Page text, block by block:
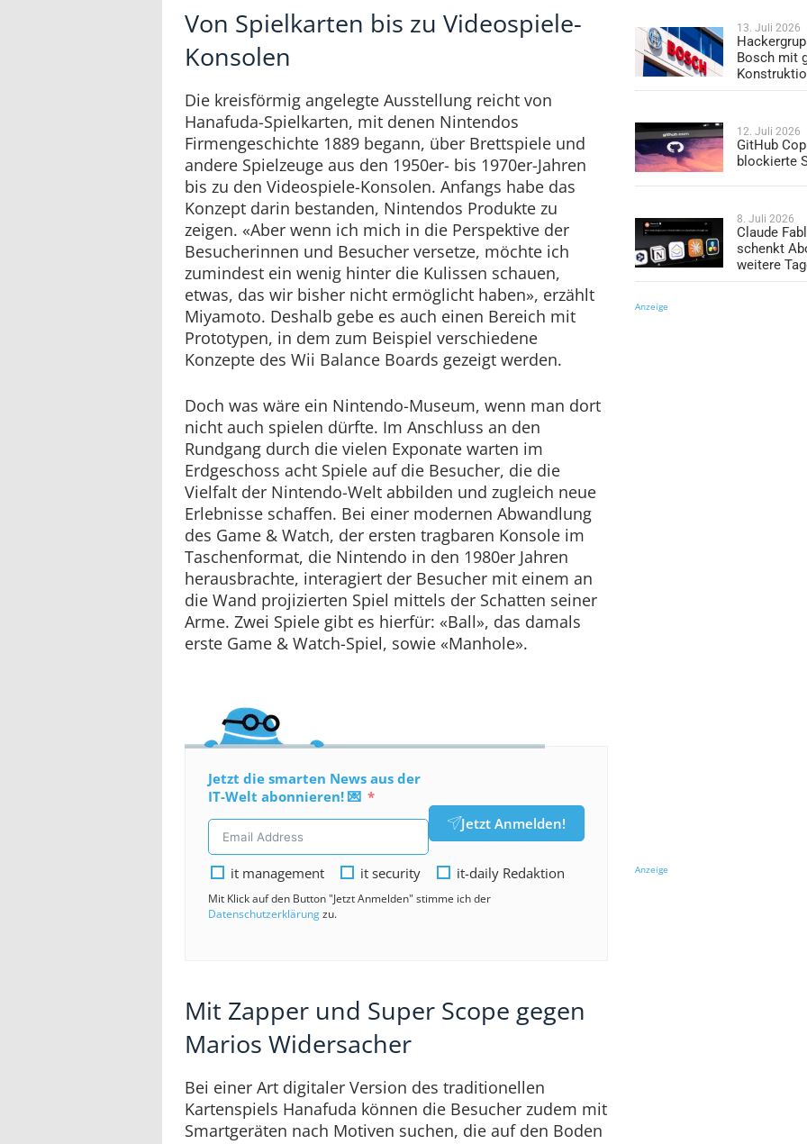
Von Spielkarten bis zu Videospiele-
Konsolen
Die kreisförmig angelegte Ausstellung reicht von
Hanafuda-Spielkarten, mit denen Nintendos
Firmengeschichte 1889 begann, über Brettspiele und
andere Spielzeuge aus den 1950er- bis 1970er-Jahren
bis zu den Videospiele-Konsolen. Anfangs habe das
Konzept darin bestanden, Nintendos Produkte zu
zeigen. «Aber wenn ich mich in die Perspektive der
Besucherinnen und Besucher versetze, möchte ich
zumindest ein wenig hinter die Kulissen schauen,
etwas, das wir bisher nicht ermöglicht haben», erzählt
Miyamoto. Deshalb gebe es auch einen Bereich mit
Prototypen, in dem zum Beispiel verschiedene
Konzepte des Wii Balance Boards gezeigt werden.
Doch was wäre ein Nintendo-Museum, wenn man dort
nicht auch spielen dürfte. Im Anschluss an den
Rundgang durch die vielen Exponate warten im
Erdgeschoss acht Spiele auf die Besucher, die die
Vielfalt der Nintendo-Welt abbilden und zugleich neue
Erlebnisse schaffen. Bei einer modernen Abwandlung
des Game & Watch, der ersten tragbaren Konsole im
Taschenformat, die Nintendo in den 1980er Jahren
herausbrachte, interagiert der Besucher mit einem an
die Wand projizierten Spiel mittels der Schatten seiner
Arme. Zwei Spiele gibt es hierfür: «Ball», das damals
erste Game & Watch-Spiel, sowie «Manhole».
Jetzt die smarten News aus der
IT-Welt abonnieren! 💌
Jetzt Anmelden!
it management it security it-daily Redaktion
Mit Klick auf den Button "Jetzt Anmelden" stimme ich der
Datenschutzerklärungzu.
Mit Zapper und Super Scope gegen
Marios Widersacher
Bei einer Art digitaler Version des traditionellen
Kartenspiels Hanafuda können die Besucher zudem mit
Smartgeräten nach Motiven suchen, die auf den Boden
13. Juli 2026
Bosch mit
12. Juli 2026
GitHub
blockierte
8. Juli 2026
Claude
schenkt
weitere
Anzeige
Anzeige